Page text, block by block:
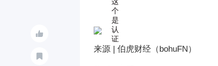

来源 | 伯虎财经（bohuFN）